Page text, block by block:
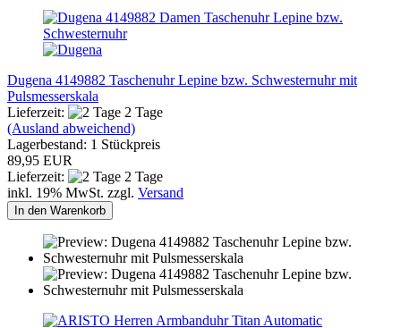
Dugena 4149882 Taschenuhr Lepine bzw. Schwesternuhr mit
Pulsmesserskala
Lieferzeit:
2 Tage
(Ausland abweichend)
Lagerbestand: 1 Stückpreis
89,95 EUR
Lieferzeit:
2 Tage
inkl. 19% MwSt. zzgl. Versand
In den Warenkorb